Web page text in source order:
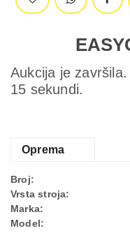
Aukcija je
15 sekundi.
Oprema
Broj:
Vrsta stroja:
Marka:
Model: